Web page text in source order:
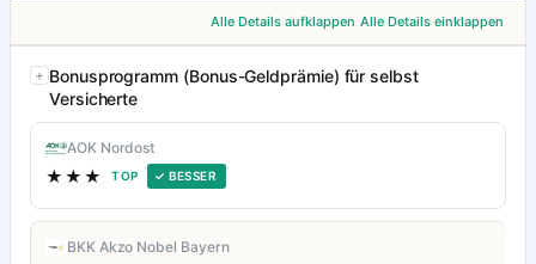
Alle Details aufklappen Alle Details einklappen
Bonusprogramm (Bonus-Geldprämie) für selbst
Versicherte
AOK Nordost
★★★ TOP ✓ BESSER
BKK Akzo Nobel Bayern